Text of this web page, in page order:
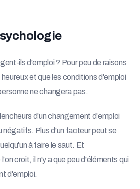
ils d'emploi ? Pour peu de raisons
et que les conditions d'emploi
ne changera pas.
d'un changement d'emploi
Plus d'un facteur peut se
à faire le saut. Et
croit, il n'y a que peu d'éléments qui
d'emploi.